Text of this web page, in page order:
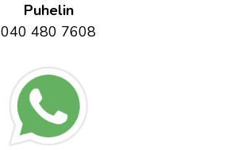
Puhelin
040 480 7608